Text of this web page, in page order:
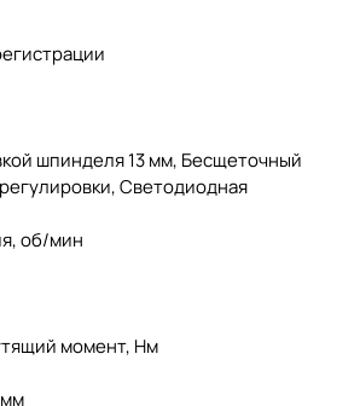
шпинделя 13 мм, Бесщеточный
Светодиодная
об/мин
момент, Нм